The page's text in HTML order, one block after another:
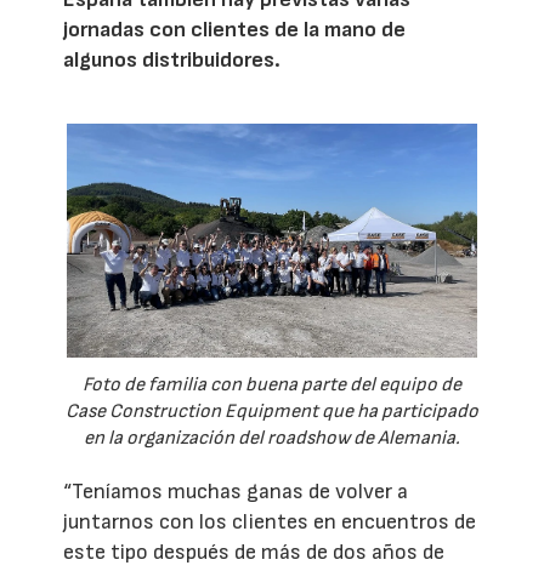
jornadas con clientes de la mano de
algunos distribuidores.
Foto de familia con buena parte del equipo de
Case Construction Equipment que ha participado
en la organización del roadshow de Alemania.
“Teníamos muchas ganas de volver a
juntarnos con los clientes en encuentros de
este tipo después de más de dos años de